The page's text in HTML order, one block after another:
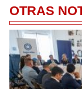
OTRAS